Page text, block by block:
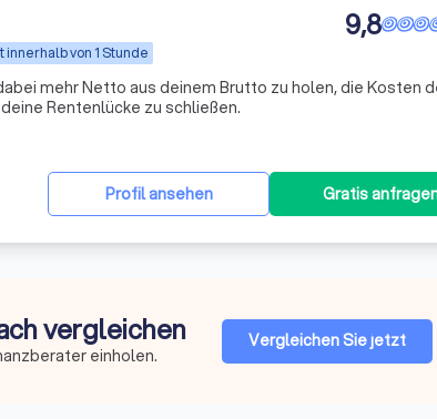
innerhalb von 1 Stunde
9,8
mehr Netto aus deinem Brutto zu holen, die Kosten
Rentenlücke zu schließen.
Profil ansehen Gratis
vergleichen
einholen.
Vergleichen Sie jetzt